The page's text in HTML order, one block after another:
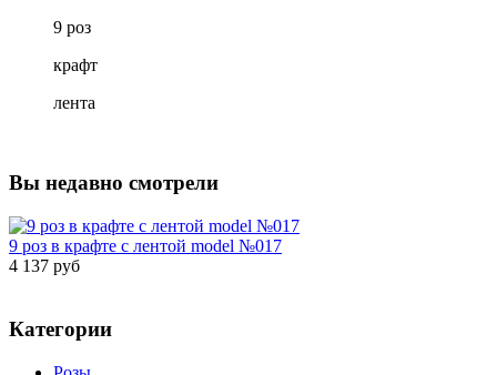
9 роз
крафт
лента
Вы недавно смотрели
9 роз в крафте с лентой model №017
4 137 руб
Категории